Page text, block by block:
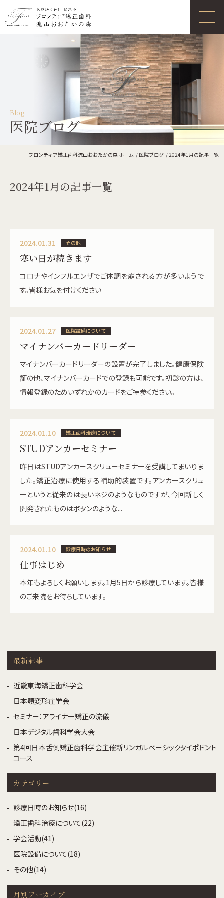
Blog
医院ブログ
フロンティア矯正歯科流山おおたかの森 ホーム 医院ブログ 2024年1月の記事一覧
2024年1月の記事一覧
2024.01.31 その他
寒い日が続きます
コロナやインフルエンザでご体調を崩される方が多いようで
す。皆様お気を付けください
2024.01.27 医院設備について
マイナンバーカードリーダー
マイナンバーカードリーダーの設置が完了しました。健康保険
証の他、マイナンバーカードでの登録も可能です。初診の方は、
情報登録のためいずれかのカードをご持参ください。
2024.01.10 矯正歯科治療について
STUDアンカーセミナー
昨日はSTUDアンカースクリューセミナーを受講してまいりま
した。矯正治療に使用する補助的装置です。アンカースクリュ
ーというと従来のは長いネジのようなものですが、今回新しく
開発されたものはボタンのような...
2024.01.10 診療日時のお知らせ
仕事はじめ
本年もよろしくお願いします。1月5日から診療しています。皆様
のご来院をお待ちしています。
最新記事
近畿東海矯正歯科学会
日本顎変形症学会
セミナー：アライナー矯正の流儀
日本デジタル歯科学会大会
第4回日本舌側矯正歯科学会主催新リンガルベーシックタイポドント
コース
カテゴリー
診療日時のお知らせ(16)
矯正歯科治療について(22)
学会活動(41)
医院設備について(18)
その他(14)
月別アーカイブ